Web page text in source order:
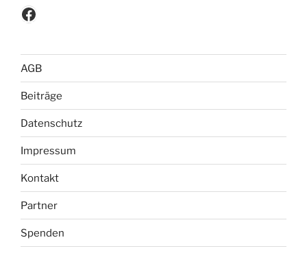
Besuchen Sie uns auf Facebook
AGB
Beiträge
Datenschutz
Impressum
Kontakt
Partner
Spenden